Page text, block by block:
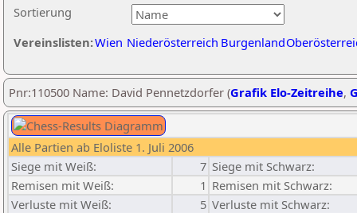
Sortierung
Vereinslisten:Wien Niederösterreich Burgenland
Pnr:110500 Name: David Pennetzdorfer (Grafik Elo-Zeitreihe,
Alle Partien ab Eloliste 1. Juli 2006
Siege mit Weiß:
7 Siege mit Schwarz:
Remisen mit Weiß:
1 Remisen mit Schwarz:
Verluste mit Weiß:
5 Verluste mit Schwarz: